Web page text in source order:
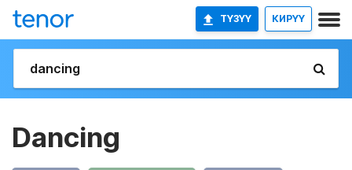
ТҮЗҮҮ КИРҮҮ
Dancing